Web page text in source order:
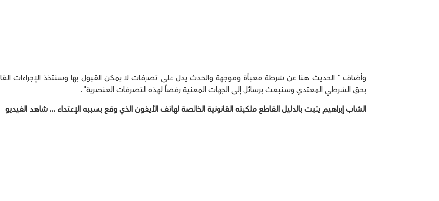
وأضاف " الحديث هنا عن شرطة معبأة وموجهة والحدث يدل على تصرفات لا يمكن القبول بها وسنتخذ الإجراءات
بحق الشرطي المعتدي وسنبعث برسائل إلى الجهات المعنية رفضاً لهذه التصرفات العنصرية".
الشاب إبراهيم يثبت بالدليل القاطع ملكيته القانونية الخالصة لهاتف الأيفون الذي وقع بسببه الإعتداء ... شاهد الفيديو